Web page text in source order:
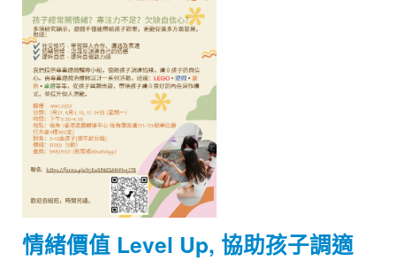
情緒價值 Level Up, 協助孩子調適